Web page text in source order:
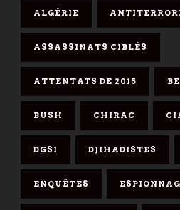
ALGÉRIE
ASSASSINATS CIBLÉS
ATTENTATS DE 2015
BUSH CHIRAC
DGSI DJIHADISTES
ENQUÊTES